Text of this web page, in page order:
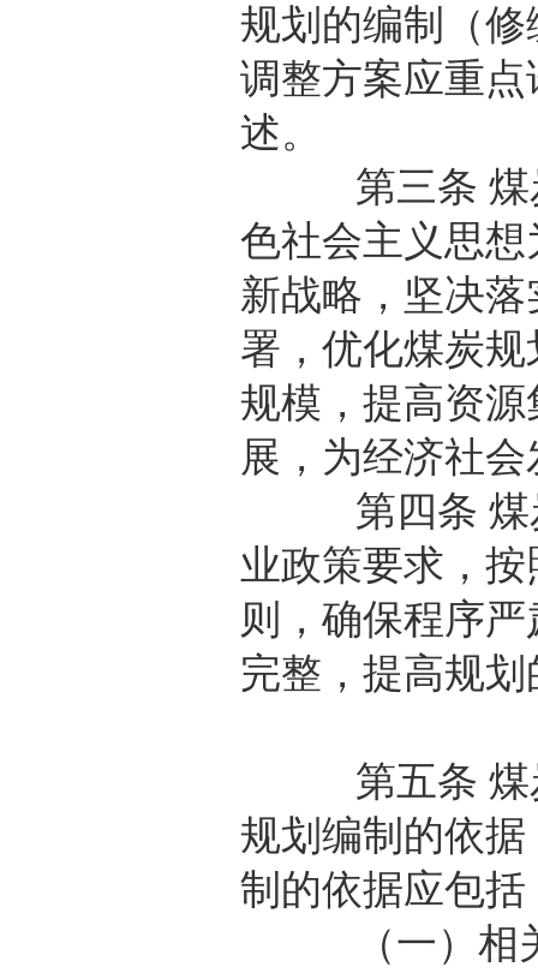
规划的编制（
调整方案应重
述。
第三条 煤炭
色社会主义思想
新战略，坚决
署，优化煤炭
规模，提高资
展，为经济社
第四条 煤炭
业政策要求，
则，确保程序
完整，提高规
第五条 煤炭
规划编制的依
制的依据应包括
（一）相关